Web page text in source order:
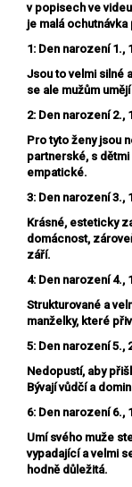
v popisech ve
je malá
1: Den narození 1.,
Jsou to velmi silné
se ale mužům
2: Den narození 2.,
Pro tyto ženy jsou
partnerské, s
empatické.
3: Den narození 3.,
Krásné, esteticky
domácnost,
září.
4: Den narození 4.,
Strukturované a
manželky, které
5: Den narození 5.,
Nedopustí, aby
Bývají vůdčí a
6: Den narození 6.,
Umí svého muže
vypadající a velmi
hodně důležitá.